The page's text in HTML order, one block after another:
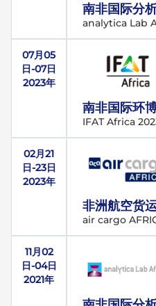
南非国际分
analytica Lab
07月05
日-07日
2023年
南非国际环
IFAT Africa
02月21
日-23日
2023年
非洲航空货
air cargo
11月02
日-04日
2021年